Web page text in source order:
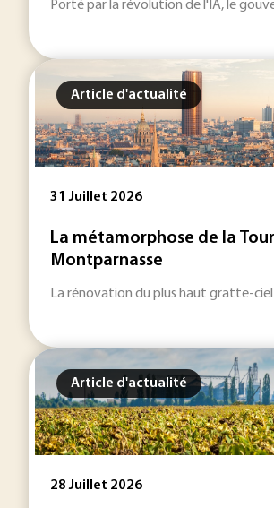
Porté par la révolution de l'IA, le
Article d'actualité
31 Juillet 2026
La métamorphose de la Tour
Montparnasse
La rénovation du plus haut gratte-ciel
Article d'actualité
28 Juillet 2026